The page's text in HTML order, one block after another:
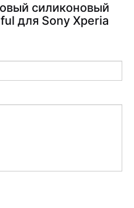
силиконовый
для Sony Xperia